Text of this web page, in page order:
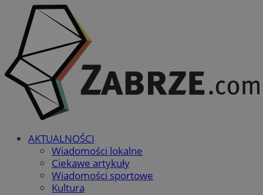
AKTUALNOŚCI
Wiadomości lokalne
Ciekawe artykuły
Wiadomości sportowe
Kultura